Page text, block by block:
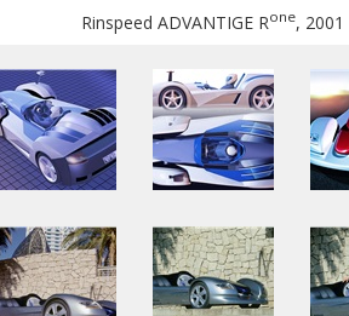
Rinspeed ADVANTIGE Rone, 2001